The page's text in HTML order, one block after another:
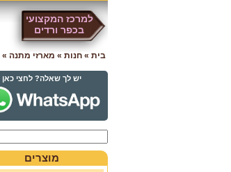
למרכז המקצועי
בכפר ורדים
בית » חנות » מארזי מתנה »
יש לך שאלה? לחצי כאן
מוצרים